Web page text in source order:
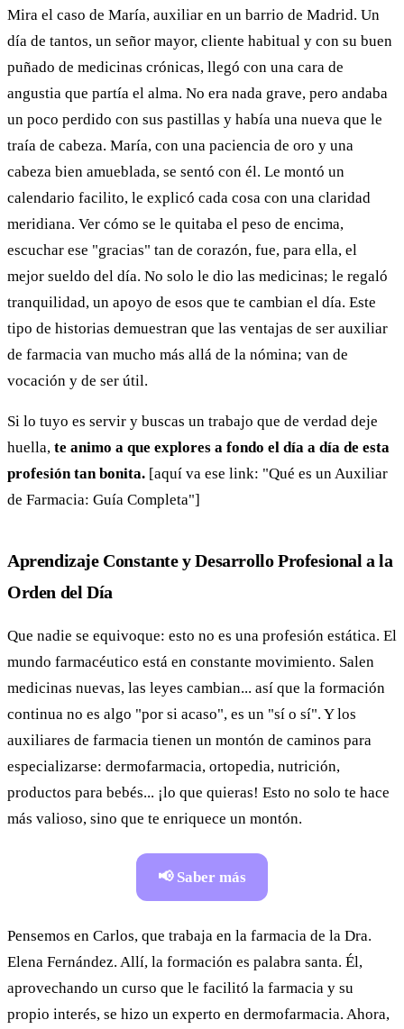
Mira el caso de María, auxiliar en un barrio de Madrid. Un
día de tantos, un señor mayor, cliente habitual y con su buen
puñado de medicinas crónicas, llegó con una cara de
angustia que partía el alma. No era nada grave, pero andaba
un poco perdido con sus pastillas y había una nueva que le
traía de cabeza. María, con una paciencia de oro y una
cabeza bien amueblada, se sentó con él. Le montó un
calendario facilito, le explicó cada cosa con una claridad
meridiana. Ver cómo se le quitaba el peso de encima,
escuchar ese "gracias" tan de corazón, fue, para ella, el
mejor sueldo del día. No solo le dio las medicinas; le regaló
tranquilidad, un apoyo de esos que te cambian el día. Este
tipo de historias demuestran que las ventajas de ser auxiliar
de farmacia van mucho más allá de la nómina; van de
vocación y de ser útil.
Si lo tuyo es servir y buscas un trabajo que de verdad deje
huella, te animo a que explores a fondo el día a día de esta
profesión tan bonita. [aquí va ese link: "Qué es un Auxiliar
de Farmacia: Guía Completa"]
Aprendizaje Constante y Desarrollo Profesional a la
Orden del Día
Que nadie se equivoque: esto no es una profesión estática. El
mundo farmacéutico está en constante movimiento. Salen
medicinas nuevas, las leyes cambian... así que la formación
continua no es algo "por si acaso", es un "sí o sí". Y los
auxiliares de farmacia tienen un montón de caminos para
especializarse: dermofarmacia, ortopedia, nutrición,
productos para bebés... ¡lo que quieras! Esto no solo te hace
más valioso, sino que te enriquece un montón.
📢 Saber más
Pensemos en Carlos, que trabaja en la farmacia de la Dra.
Elena Fernández. Allí, la formación es palabra santa. Él,
aprovechando un curso que le facilitó la farmacia y su
propio interés, se hizo un experto en dermofarmacia. Ahora,